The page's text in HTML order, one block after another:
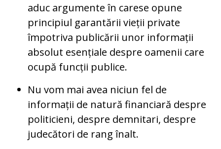
aduc argumente în carese opune
principiul garantării vieții private
împotriva publicării unor informații
absolut esențiale despre oamenii care
ocupă funcții publice.
Nu vom mai avea niciun fel de
informații de natură financiară despre
politicieni, despre demnitari, despre
judecători de rang înalt.